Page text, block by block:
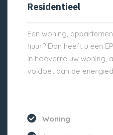
Residentieel
Een woning,
huur? Dan heeft u een
in hoeverre uw woning,
voldoet aan de
Woning